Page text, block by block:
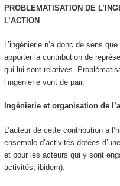
PROBLEMATISATION DE
L’ACTION
L’ingénierie n’a donc de sens
apporter la contribution de
qui lui sont relatives.
l’ingénierie vont de pair.
Ingénierie et organisation de
L’auteur de cette contribution a
ensemble d’activités dotées
et pour les acteurs qui y sont
activités, ibidem).